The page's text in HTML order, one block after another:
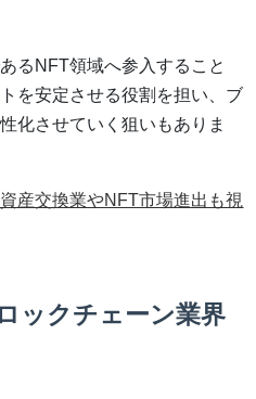
るNFT領域へ参入すること
を安定させる役割を担い、ブ
化させていく狙いもありま
産交換業やNFT市場進出も視
ックチェーン業界